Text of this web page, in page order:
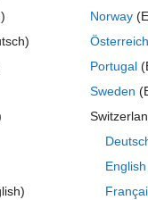
を開くには、AC
Norway
Österreich
Portugal
Sweden
English